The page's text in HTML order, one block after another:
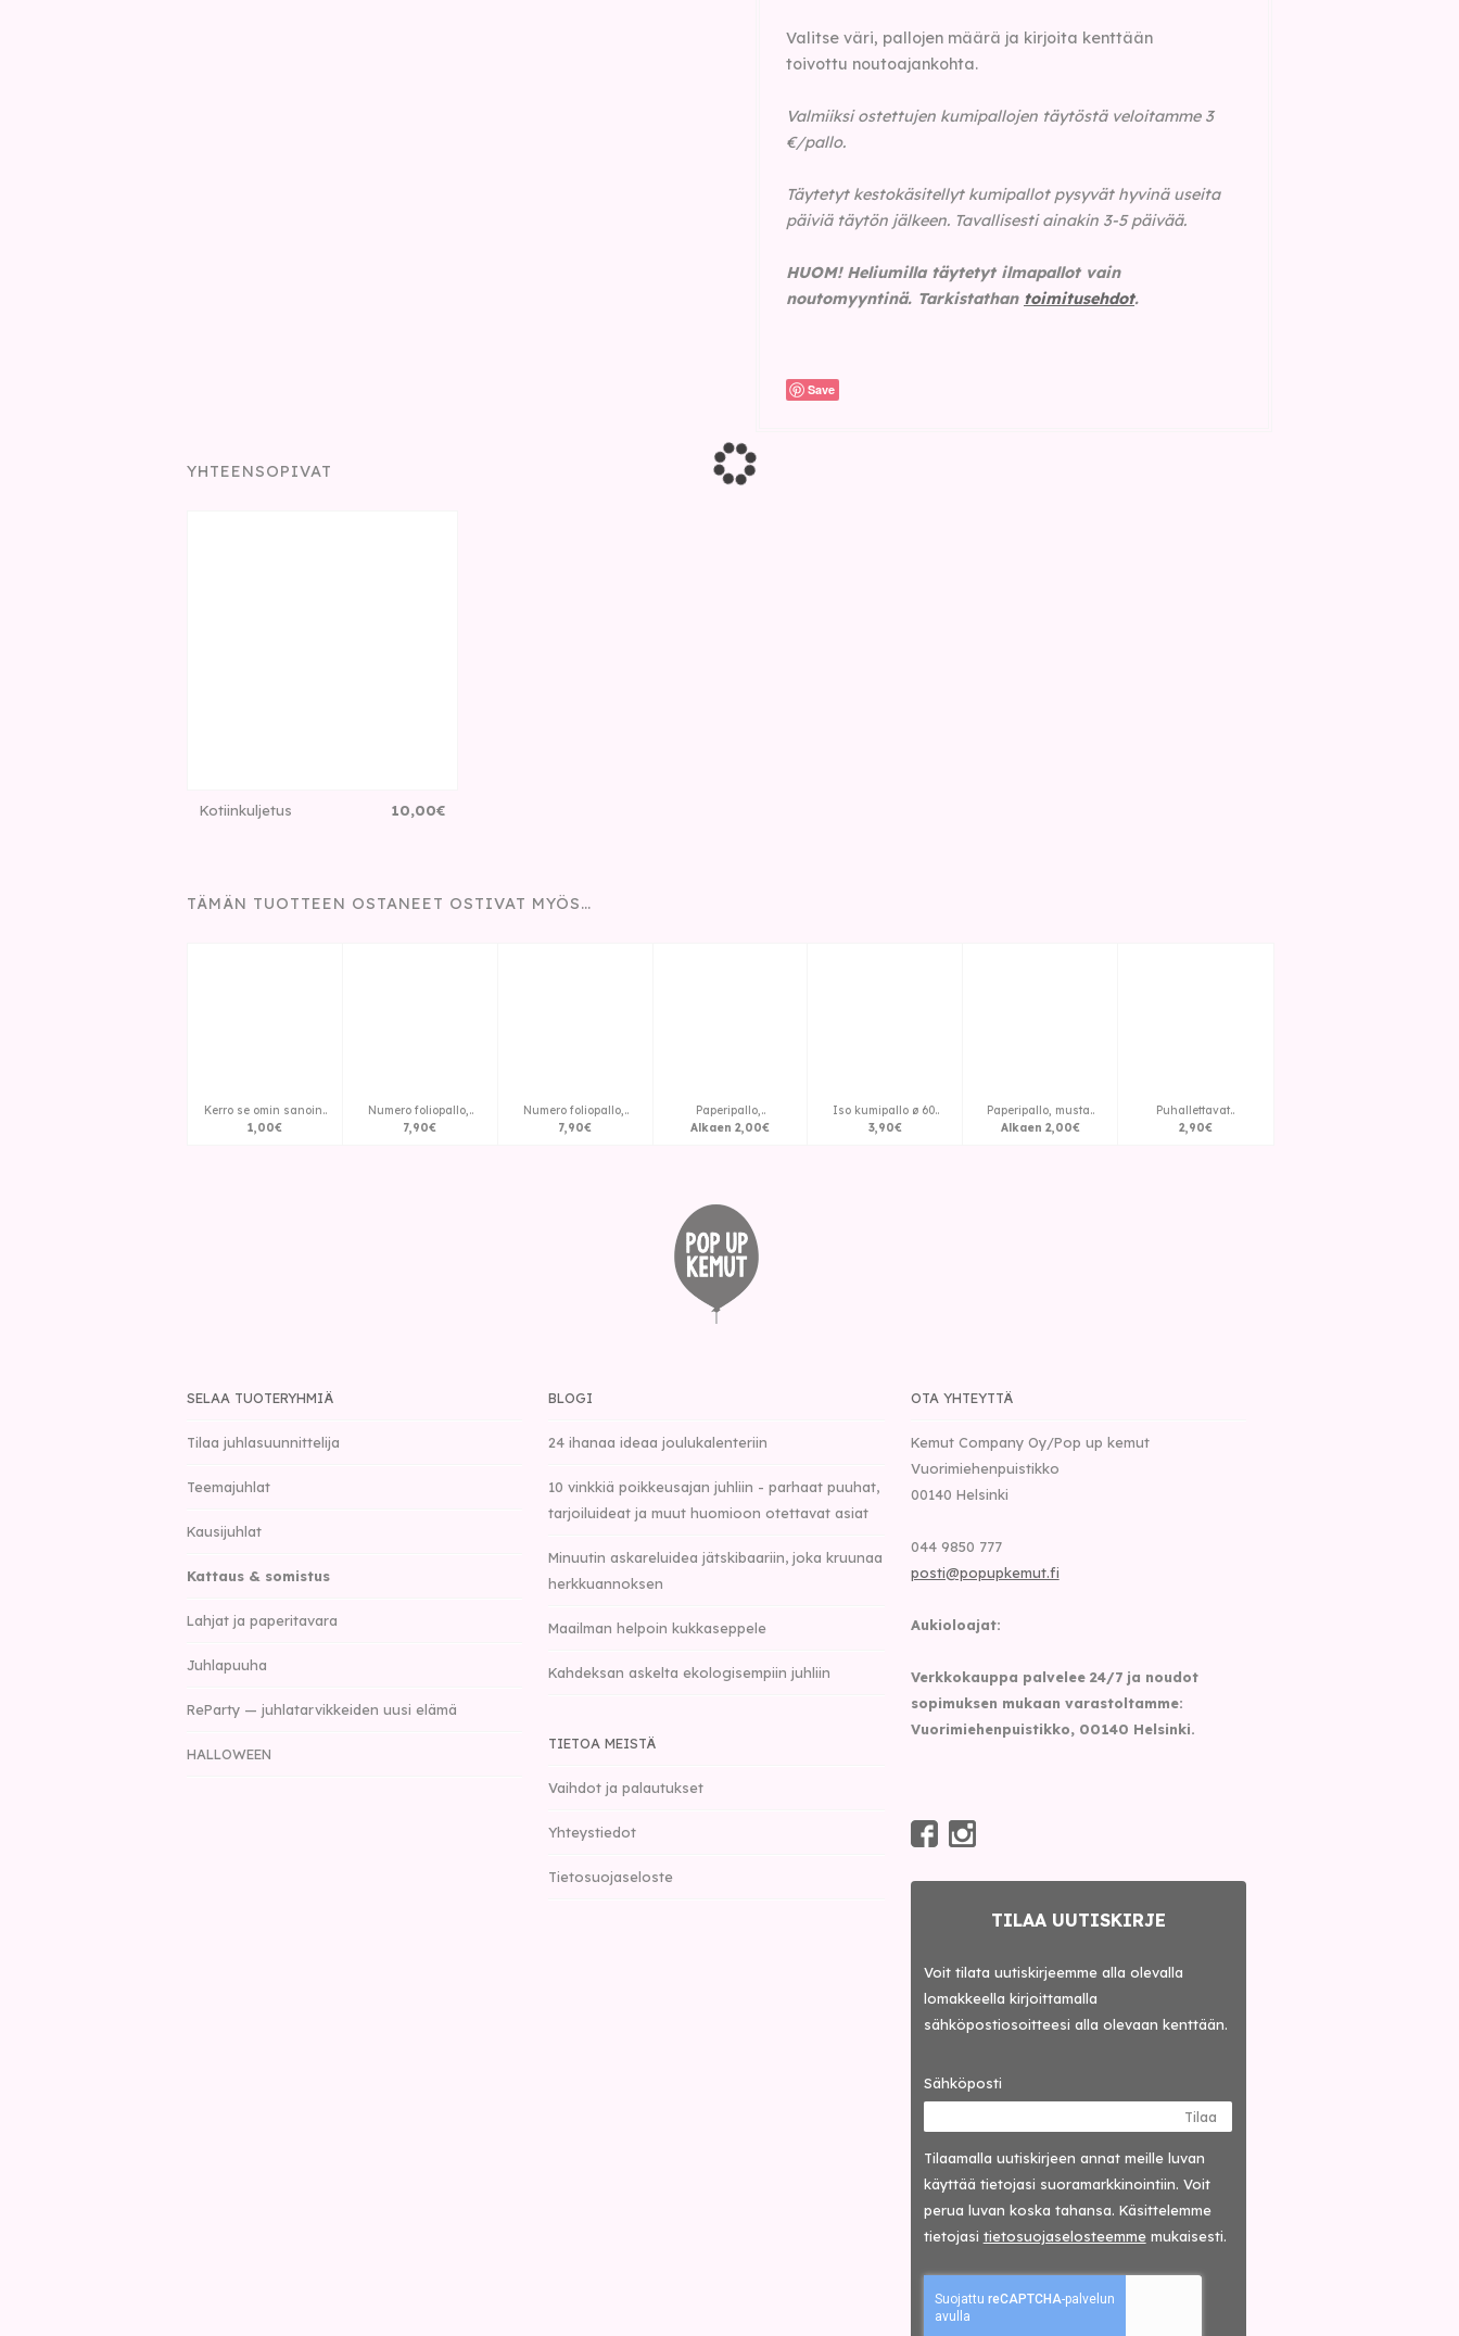
Valitse väri, pallojen määrä ja kirjoita kenttään
toivottu noutoajankohta.
Valmiiksi ostettujen kumipallojen täytöstä veloitamme 3
€/pallo.
Täytetyt kestokäsitellyt kumipallot pysyvät hyvinä useita
päiviä täytön jälkeen. Tavallisesti ainakin 3-5 päivää.
HUOM! Heliumilla täytetyt ilmapallot vain
noutomyyntinä. Tarkistathan toimitusehdot.
Save
YHTEENSOPIVAT
Kotiinkuljetus 10,00€
TÄMÄN TUOTTEEN OSTANEET OSTIVAT MYÖS…
Kerro se omin sanoin..
1,00€
Numero foliopallo,..
7,90€
Numero foliopallo,..
7,90€
Paperipallo,..
Alkaen 2,00€
Iso kumipallo ø 60..
3,90€
Paperipallo, musta..
Alkaen 2,00€
Puhallettavat..
2,90€
SELAA TUOTERYHMIÄ
Tilaa juhlasuunnittelija
Teemajuhlat
Kausijuhlat
Kattaus & somistus
Lahjat ja paperitavara
Juhlapuuha
ReParty — juhlatarvikkeiden uusi elämä
HALLOWEEN
BLOGI
24 ihanaa ideaa joulukalenteriin
10 vinkkiä poikkeusajan juhliin - parhaat puuhat,
tarjoiluideat ja muut huomioon otettavat asiat
Minuutin askareluidea jätskibaariin, joka kruunaa
herkkuannoksen
Maailman helpoin kukkaseppele
Kahdeksan askelta ekologisempiin juhliin
TIETOA MEISTÄ
Vaihdot ja palautukset
Yhteystiedot
Tietosuojaseloste
OTA YHTEYTTÄ
Kemut Company Oy/Pop up kemut
Vuorimiehenpuistikko
00140 Helsinki
044 9850 777
posti@popupkemut.fi
Aukioloajat:
Verkkokauppa palvelee 24/7 ja noudot
sopimuksen mukaan varastoltamme:
Vuorimiehenpuistikko, 00140 Helsinki.
TILAA UUTISKIRJE
Voit tilata uutiskirjeemme alla olevalla
lomakkeella kirjoittamalla
sähköpostiosoitteesi alla olevaan kenttään.
Sähköposti
Tilaa
Tilaamalla uutis­kirjeen annat meille luvan
käyttää tietojasi suora­markkinointiin. Voit
perua luvan koska tahansa. Käsittelemme
tietojasi tieto­suoja­selosteemmemukaisesti.